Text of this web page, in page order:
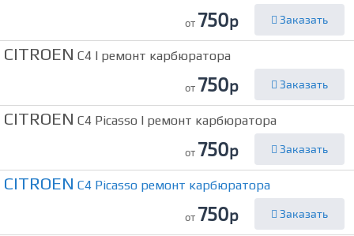
от 750р Заказать
CITROEN C4 I ремонт карбюратора
от 750р Заказать
CITROEN C4 Picasso I ремонт карбюратора
от 750р Заказать
CITROEN C4 Picasso ремонт карбюратора
от 750р Заказать